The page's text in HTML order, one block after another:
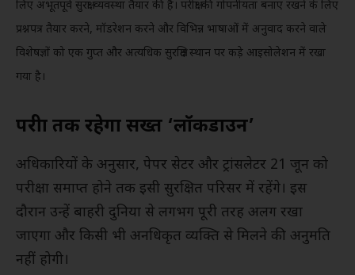
लिए अभूतपूर्व सुरक्षा व्यवस्था तैयार की है। परीक्षा की गोपनीयता बनाए रखने के लिए
प्रश्नपत्र तैयार करने, मॉडरेशन करने और विभिन्न भाषाओं में अनुवाद करने वाले
विशेषज्ञों को एक गुप्त और अत्यधिक सुरक्षित स्थान पर कड़े आइसोलेशन में रखा
गया है।
परीक्षा तक रहेगा सख्त ‘लॉकडाउन’
अधिकारियों के अनुसार, पेपर सेटर और ट्रांसलेटर 21 जून को
परीक्षा समाप्त होने तक इसी सुरक्षित परिसर में रहेंगे। इस
दौरान उन्हें बाहरी दुनिया से लगभग पूरी तरह अलग रखा
जाएगा और किसी भी अनधिकृत व्यक्ति से मिलने की अनुमति
नहीं होगी।